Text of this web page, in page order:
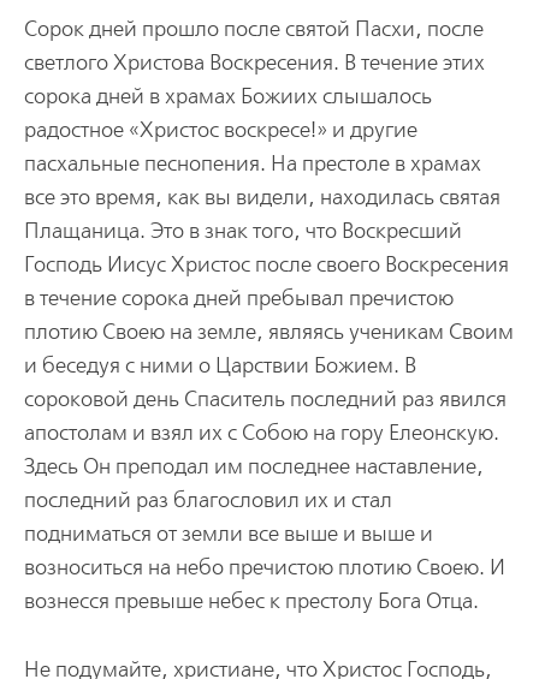
Сорок дней прошло после святой Пасхи, после
светлого Христова Воскресения. В течение этих
сорока дней в храмах Божиих слышалось
радостное «Христос воскресе!» и другие
пасхальные песнопения. На престоле в храмах
все это время, как вы видели, находилась святая
Плащаница. Это в знак того, что Воскресший
Господь Иисус Христос после своего Воскресения
в течение сорока дней пребывал пречистою
плотию Своею на земле, являясь ученикам Своим
и беседуя с ними о Царствии Божием. В
сороковой день Спаситель последний раз явился
апостолам и взял их с Собою на гору Елеонскую.
Здесь Он преподал им последнее наставление,
последний раз благословил их и стал
подниматься от земли все выше и выше и
возноситься на небо пречистою плотию Своею. И
вознесся превыше небес к престолу Бога Отца.
Не подумайте, христиане, что Христос Господь,